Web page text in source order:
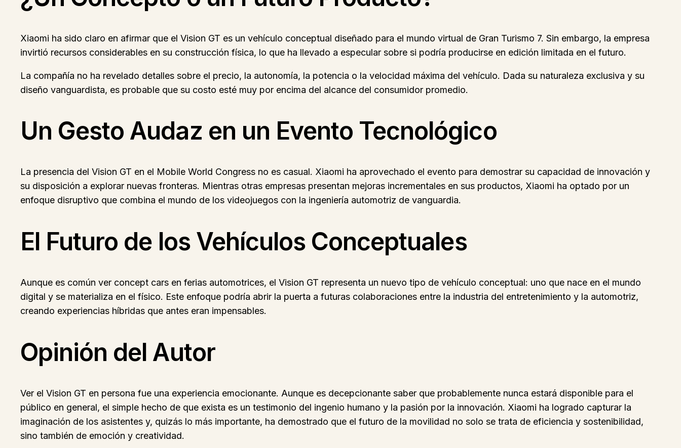
Xiaomi ha sido claro en afirmar que el Vision GT es un vehículo conceptual diseñado para el mundo virtual de Gran Turismo 7. Sin embargo, la empresa
invirtió recursos considerables en su construcción física, lo que ha llevado a especular sobre si podría producirse en edición limitada en el futuro.
La compañía no ha revelado detalles sobre el precio, la autonomía, la potencia o la velocidad máxima del vehículo. Dada su naturaleza exclusiva y su
diseño vanguardista, es probable que su costo esté muy por encima del alcance del consumidor promedio.
Un Gesto Audaz en un Evento Tecnológico
La presencia del Vision GT en el Mobile World Congress no es casual. Xiaomi ha aprovechado el evento para demostrar su capacidad de innovación y
su disposición a explorar nuevas fronteras. Mientras otras empresas presentan mejoras incrementales en sus productos, Xiaomi ha optado por un
enfoque disruptivo que combina el mundo de los videojuegos con la ingeniería automotriz de vanguardia.
El Futuro de los Vehículos Conceptuales
Aunque es común ver concept cars en ferias automotrices, el Vision GT representa un nuevo tipo de vehículo conceptual: uno que nace en el mundo
digital y se materializa en el físico. Este enfoque podría abrir la puerta a futuras colaboraciones entre la industria del entretenimiento y la automotriz,
creando experiencias híbridas que antes eran impensables.
Opinión del Autor
Ver el Vision GT en persona fue una experiencia emocionante. Aunque es decepcionante saber que probablemente nunca estará disponible para el
público en general, el simple hecho de que exista es un testimonio del ingenio humano y la pasión por la innovación. Xiaomi ha logrado capturar la
imaginación de los asistentes y, quizás lo más importante, ha demostrado que el futuro de la movilidad no solo se trata de eficiencia y sostenibilidad,
sino también de emoción y creatividad.